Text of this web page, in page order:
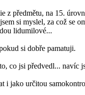
z předmětu, na 15.
si myslel, za což
lidumilové...
si dobře pamatuji.
co jsi předvedl... navíc
i jako určitou